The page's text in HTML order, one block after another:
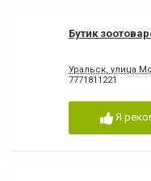
Бутик
Уральск, улица
7771811221
Я